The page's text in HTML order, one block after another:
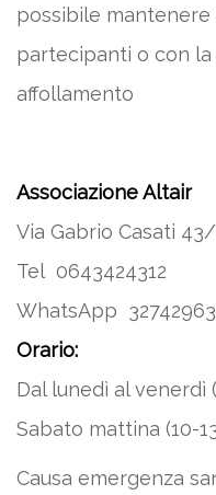
possibile
partecipanti o con la
affollamento
Associazione Altair
Via Gabrio Casati
Tel 0643424312
WhatsApp
Orario:
Dal lunedì al venerdì
Sabato mattina (10-
Causa emergenza